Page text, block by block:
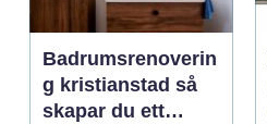
Badrumsrenoverin
g kristianstad så
skapar du ett